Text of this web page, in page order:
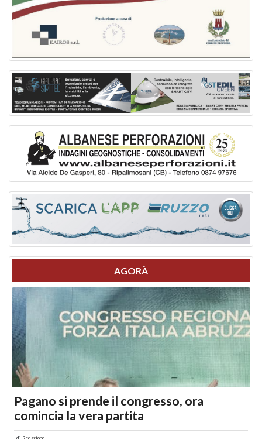
AGORÀ
Pagano si prende il congresso, ora
comincia la vera partita
di Redazione